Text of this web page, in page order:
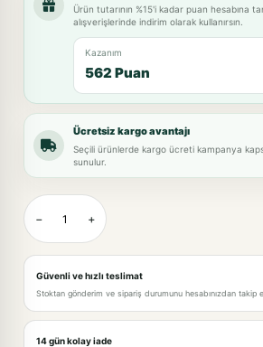
Ürün tutarının %15'i kadar puan hesabına
alışverişlerinde indirim olarak kullanırsın.
Kazanım
562 Puan
Ücretsiz kargo avantajı
Seçili ürünlerde kargo ücreti kampanya
sunulur.
− +
Güvenli ve hızlı teslimat
Stoktan gönderim ve sipariş durumunu hesabınızdan takip
14 gün kolay iade